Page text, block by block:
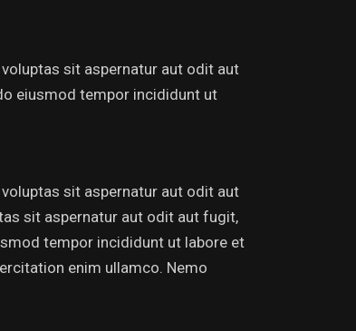
sit aspernatur aut odit aut
eiusmod tempor incididunt ut
sit aspernatur aut odit aut
sit aspernatur aut odit aut fugit,
tempor incididunt ut labore et
enim ullamco. Nemo